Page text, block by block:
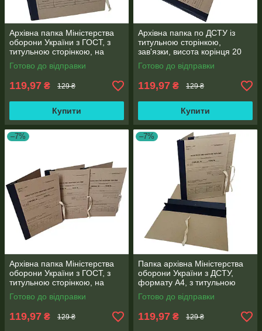
Архівна папка Міністерства
оборони України з ГОСТ, з
титульною сторінкою, на
зав'язках, ф. А4, корінець
бумвініл 20 мм
Готово до відправки
119,97 ₴ 129 ₴
Купити
Архівна папка по ДСТУ із
титульною сторінкою,
зав'язки, висота корінця 20
мм (бумвініл), ф. А4
Готово до відправки
119,97 ₴ 129 ₴
Купити
–7%
Архівна папка Міністерства
оборони України з ГОСТ, з
титульною сторінкою, на
зав'язках, ф. А4, корінець
бумвініл 30 мм
Готово до відправки
119,97 ₴ 129 ₴
–7%
Папка архівна Міністерства
оборони України з ДСТУ,
формату А4, з титульною
сторінкою, зав'язки, корінець
20мм
Готово до відправки
119,97 ₴ 129 ₴